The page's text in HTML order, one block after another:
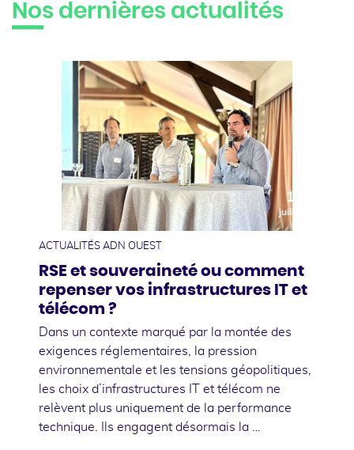
Nos dernières actualités
10
juillet
ACTUALITÉS ADN OUEST
RSE et souveraineté ou comment
repenser vos infrastructures IT et
télécom ?
Dans un contexte marqué par la montée des
exigences réglementaires, la pression
environnementale et les tensions géopolitiques,
les choix d’infrastructures IT et télécom ne
relèvent plus uniquement de la performance
technique. Ils engagent désormais la …